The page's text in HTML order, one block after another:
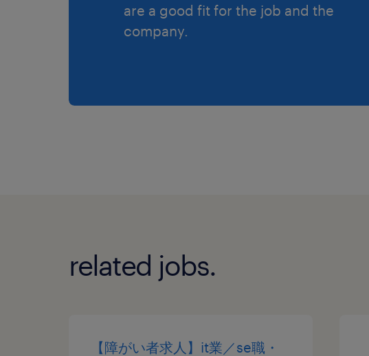
are a good fit for the job and the
company.
related jobs.
【障がい者求人】it業／se職・